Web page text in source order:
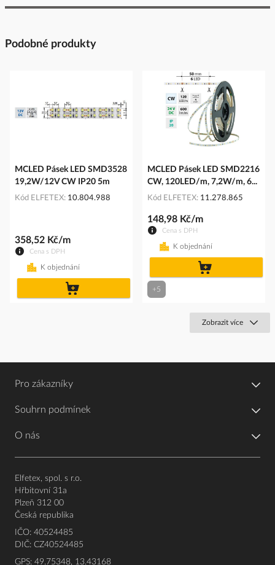
Podobné produkty
MCLED Pásek LED SMD3528
19,2W/12V CW IP20 5m
Kód ELFETEX 10.804.988
Cena s DPH
358,52 Kč/m
K objednání
MCLED Pásek LED SMD2216
CW, 120LED/m, 7,2W/m, 6...
Kód ELFETEX 11.278.865
Cena s DPH
148,98 Kč/m
K objednání
+5
Zobrazit více
Pro zákazníky
Souhrn podmínek
O nás
Elfetex, spol. s r.o.
Hřbitovní 31a
Plzeň 312 00
Česká republika
IČO: 40524485
DIČ: CZ40524485
GPS: 49.75348, 13.43168